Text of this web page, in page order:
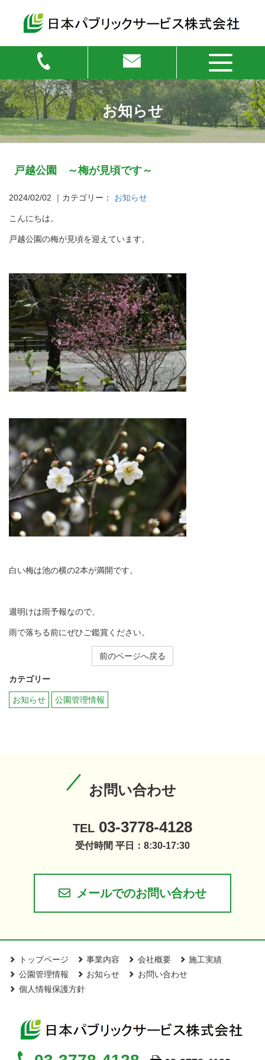
お知らせ
戸越公園 ～梅が見頃です～
2024/02/02 ｜カテゴリー： お知らせ
こんにちは。
戸越公園の梅が見頃を迎えています。
白い梅は池の横の2本が満開です。
週明けは雨予報なので、
雨で落ちる前にぜひご鑑賞ください。
前のページへ戻る
カテゴリー
お知らせ 公園管理情報
お問い合わせ
TEL 03-3778-4128
受付時間 平日：8:30-17:30
メールでのお問い合わせ
トップページ 事業内容 会社概要
施工実績
公園管理情報
お知らせ
お問い合わせ
個人情報保護方針